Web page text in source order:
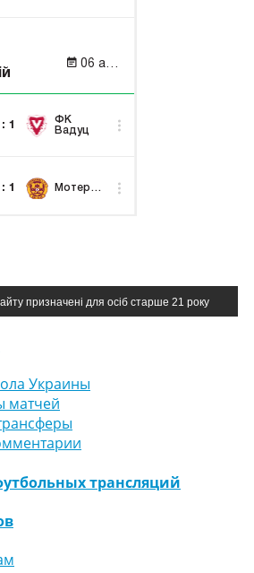
призначені для осіб старше 21 року
Украины
матчей
трансляций